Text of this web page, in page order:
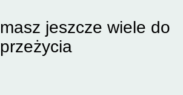
masz jeszcze wiele do
przeżycia